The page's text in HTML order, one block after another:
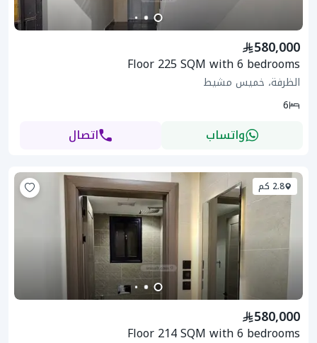
580,000
Floor 225 SQM with 6 bedrooms
الظرفة، خميس مشيط
6
واتساب اتصال
2.8 كم
580,000
Floor 214 SQM with 6 bedrooms